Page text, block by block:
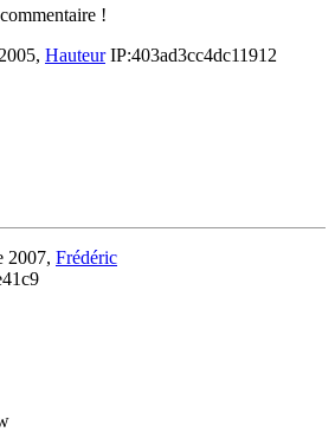
!
HauteurIP:403ad3cc4dc11912
2007, Frédéric